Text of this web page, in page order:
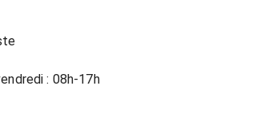
: 08h-17h